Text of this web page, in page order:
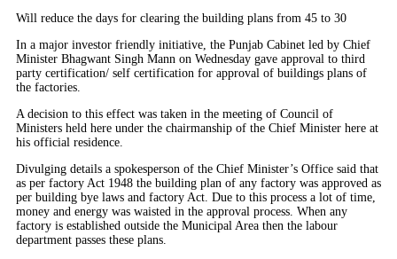
Will reduce the days for clearing the building plans from 45 to 30
In a major investor friendly initiative, the Punjab Cabinet led by Chief
Minister Bhagwant Singh Mann on Wednesday gave approval to third
party certification/ self certification for approval of buildings plans of
the factories.
A decision to this effect was taken in the meeting of Council of
Ministers held here under the chairmanship of the Chief Minister here at
his official residence.
Divulging details a spokesperson of the Chief Minister’s Office said that
as per factory Act 1948 the building plan of any factory was approved as
per building bye laws and factory Act. Due to this process a lot of time,
money and energy was waisted in the approval process. When any
factory is established outside the Municipal Area then the labour
department passes these plans.